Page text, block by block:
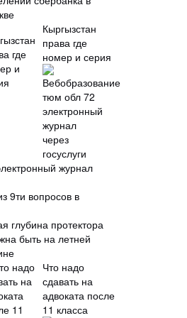
Кыргызстан
права где
номер и серия
журнал
9ти вопросов в
глубина протектора
быть на летней
Что надо
сдавать на
адвоката после
11 класса